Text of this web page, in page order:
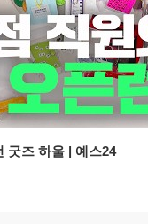
굿즈 하울 | 예스24